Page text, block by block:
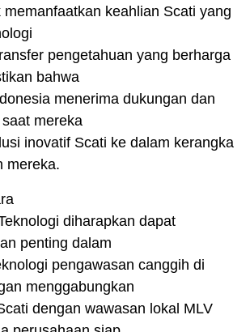
memanfaatkan keahlian Scati yang
pengetahuan yang berharga
bahwa
menerima dukungan dan
mereka
inovatif Scati ke dalam kerangka
mereka.
diharapkan dapat
penting dalam
pengawasan canggih di
menggabungkan
dengan wawasan lokal MLV